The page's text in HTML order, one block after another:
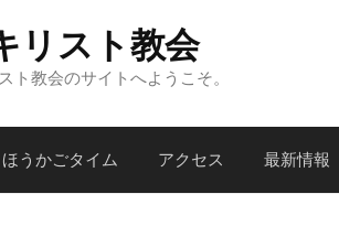
リスト教会
ト教会のサイトへようこそ。
ほうかごタイム アクセス 最新情報